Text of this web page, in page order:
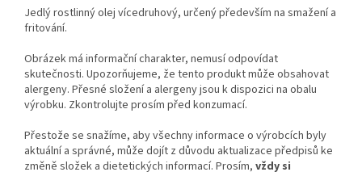
Jedlý rostlinný olej vícedruhový, určený především na smažení a
fritování.
Obrázek má informační charakter, nemusí odpovídat
skutečnosti. Upozorňujeme, že tento produkt může obsahovat
alergeny. Přesné složení a alergeny jsou k dispozici na obalu
výrobku. Zkontrolujte prosím před konzumací.
Přestože se snažíme, aby všechny informace o výrobcích byly
aktuální a správné, může dojít z důvodu aktualizace předpisů ke
změně složek a dietetických informací. Prosím, vždy si